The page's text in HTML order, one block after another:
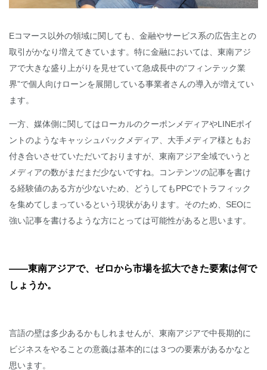
Eコマース以外の領域に関しても、金融やサービス系の広告主との
取引がかなり増えてきています。特に金融においては、東南アジ
アで大きな盛り上がりを見せていて急成長中の“フィンテック業
界”で個人向けローンを展開している事業者さんの導入が増えてい
ます。
一方、媒体側に関してはローカルのクーポンメディアやLINEポイ
ントのようなキャッシュバックメディア、大手メディア様ともお
付き合いさせていただいておりますが、東南アジア全域でいうと
メディアの数がまだまだ少ないですね。コンテンツの記事を書け
る経験値のある方が少ないため、どうしてもPPCでトラフィック
を集めてしまっているという現状があります。そのため、SEOに
強い記事を書けるような方にとっては可能性があると思います。
――東南アジアで、ゼロから市場を拡大できた要素は何で
しょうか。
言語の壁は多少あるかもしれませんが、東南アジアで中長期的に
ビジネスをやることの意義は基本的には３つの要素があるかなと
思います。